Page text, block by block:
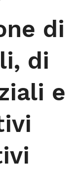
di
di
e